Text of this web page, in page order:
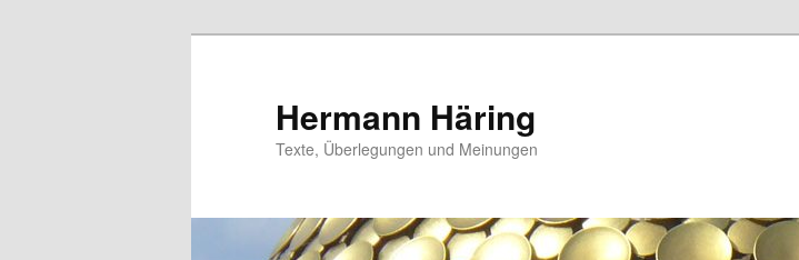
Hermann Häring
Texte, Überlegungen und Meinungen